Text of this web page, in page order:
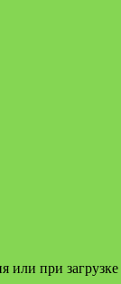
или при